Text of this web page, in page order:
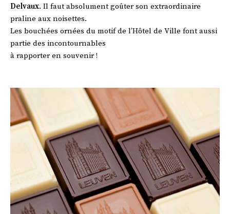
Delvaux. Il faut absolument goûter son extraordinaire
praline aux noisettes.
Les bouchées ornées du motif de l’Hôtel de Ville font aussi
partie des incontournables
à rapporter en souvenir !